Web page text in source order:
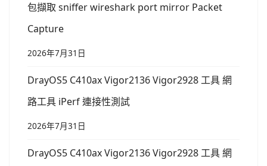
包擷取 sniffer wireshark port mirror Packet
Capture
2026年7月31日
DrayOS5 C410ax Vigor2136 Vigor2928 工具 網
路工具 iPerf 連接性測試
2026年7月31日
DrayOS5 C410ax Vigor2136 Vigor2928 工具 網